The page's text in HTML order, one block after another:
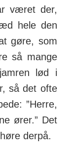
været der,
hele den
gøre, som
så mange
lød i
så det ofte
”Herre,
ører.” Det
derpå.